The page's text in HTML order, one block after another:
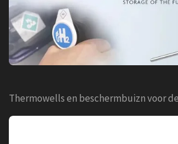
Thermowells en beschermbuizn voor